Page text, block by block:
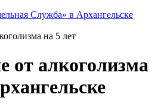
Служба» в Архангельске
на 5 лет
от алкоголизма